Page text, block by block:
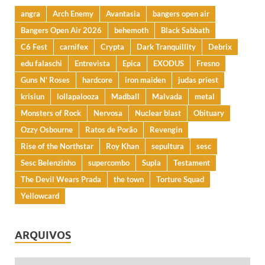
angra Arch Enemy Avantasia
bangers open air
Bangers Open Air 2026
behemoth
Black Sabbath
C6 Fest
carnifex Crypta Dark Tranquillity
Debrix
edu falaschi
Entrevista Epica EXODUS
Fresno
Guns N' Roses
hardcore iron maiden
judas priest
krisiun
lollapalooza Madball Malvada
metal
Monsters of Rock
Nervosa Nuclear blast
Obituary
Ozzy Osbourne
Ratos de Porão
Revengin
Rise of the Northstar
Roy Khan sepultura
sesc
Sesc Belenzinho
supercombo Supla
Testament
The Devil Wears Prada
the town
Torture Squad
Yellowcard
ARQUIVOS